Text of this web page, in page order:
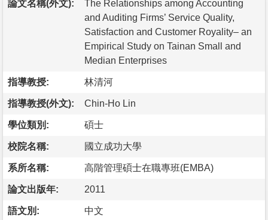
論文名稱(外文):
The Relationships among Accounting
and Auditing Firms’ Service Quality,
Satisfaction and Customer Royality– an
Empirical Study on Tainan Small and
Median Enterprises
指導教授: 林清河
指導教授(外文): Chin-Ho Lin
學位類別: 碩士
校院名稱: 國立成功大學
系所名稱: 高階管理碩士在職專班(EMBA)
論文出版年: 2011
語文別: 中文